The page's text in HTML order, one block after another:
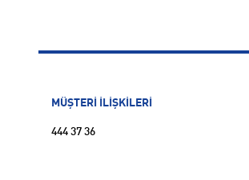
MÜŞTERİ İLİŞKİLERİ
444 37 36